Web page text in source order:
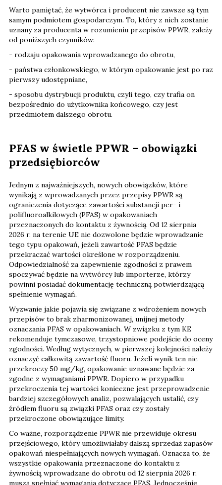
Warto pamiętać, że wytwórca i producent nie zawsze są tym
samym podmiotem gospodarczym. To, który z nich zostanie
uznany za producenta w rozumieniu przepisów PPWR, zależy
od poniższych czynników:
- rodzaju opakowania wprowadzanego do obrotu,
- państwa członkowskiego, w którym opakowanie jest po raz
pierwszy udostępniane,
- sposobu dystrybucji produktu, czyli tego, czy trafia on
bezpośrednio do użytkownika końcowego, czy jest
przedmiotem dalszego obrotu.
PFAS w świetle PPWR – obowiązki
przedsiębiorców
Jednym z najważniejszych, nowych obowiązków, które
wynikają z wprowadzanych przez przepisy PPWR są
ograniczenia dotyczące zawartości substancji per- i
polifluoroalkilowych (PFAS) w opakowaniach
przeznaczonych do kontaktu z żywnością. Od 12 sierpnia
2026 r. na terenie UE nie dozwolone będzie wprowadzanie
tego typu opakowań, jeżeli zawartość PFAS będzie
przekraczać wartości określone w rozporządzeniu.
Odpowiedzialność za zapewnienie zgodności z prawem
spoczywać będzie na wytwórcy lub importerze, którzy
powinni posiadać dokumentację techniczną potwierdzającą
spełnienie wymagań.
Wyzwanie jakie pojawia się związane z wdrożeniem nowych
przepisów to brak zharmonizowanej, unijnej metody
oznaczania PFAS w opakowaniach. W związku z tym KE
rekomenduje tymczasowe, trzystopniowe podejście do oceny
zgodności. Według wytycznych, w pierwszej kolejności należy
oznaczyć całkowitą zawartość fluoru. Jeżeli wynik ten nie
przekroczy 50 mg/kg, opakowanie uznawane będzie za
zgodne z wymaganiami PPWR. Dopiero w przypadku
przekroczenia tej wartości konieczne jest przeprowadzenie
bardziej szczegółowych analiz, pozwalających ustalić, czy
źródłem fluoru są związki PFAS oraz czy zostały
przekroczone obowiązujące limity.
Co ważne, rozporządzenie PPWR nie przewiduje okresu
przejściowego, który umożliwiałaby dalszą sprzedaż zapasów
opakowań niespełniających nowych wymagań. Oznacza to, że
wszystkie opakowania przeznaczone do kontaktu z
żywnością wprowadzane do obrotu od 12 sierpnia 2026 r.
muszą spełniać wymagania dotyczące PFAS. Jednocześnie